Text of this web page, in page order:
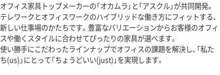
オフィス家具トップメーカーの「オカムラ」と「アスクル」が共同開発。
テレワークとオフィスワークのハイブリッドな働き方にフィットする、
新しい仕事場のかたちです。豊富なバリエーションからお客様のオフィ
スや働くスタイルに合わせてぴったりの家具が選べます。
使い勝手にこだわったラインナップでオフィスの課題を解決し、「私た
ち(us)」にとって「ちょうどいい(just)」を実現します。